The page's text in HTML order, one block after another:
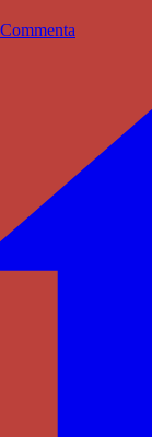
Commenta